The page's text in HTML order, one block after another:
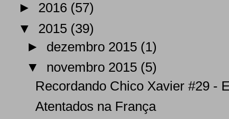
► 2016 (57)
▼ 2015 (39)
► dezembro 2015 (1)
▼ novembro 2015 (5)
Recordando Chico Xavier #29 -
Atentados na França